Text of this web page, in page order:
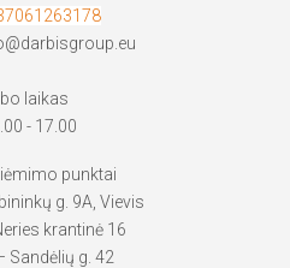
laikas
- 17.00
punktai
g. 9A, Vievis
krantinė 16
Sandėlių g. 42